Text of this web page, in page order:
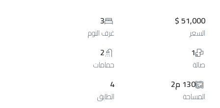
51,000 $
السعر
3
غرف النوم
1
صالة
2
حمامات
130 م2
المساحة
4
الطابق